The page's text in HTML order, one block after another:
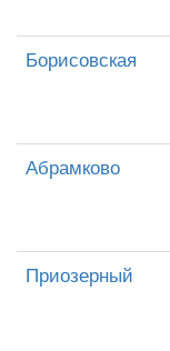
Борисовская
Абрамково
Приозерный